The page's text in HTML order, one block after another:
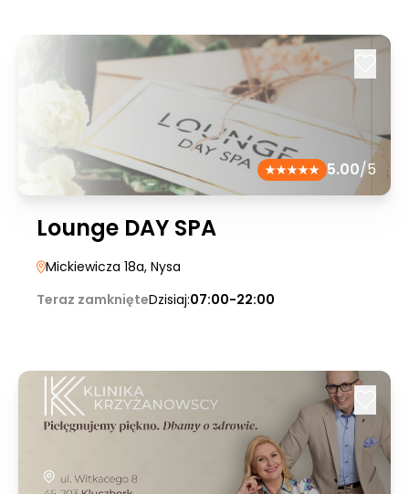
5.00/5
Lounge DAY SPA
Mickiewicza 18a, Nysa
Teraz zamknięteDzisiaj:07:00-22:00